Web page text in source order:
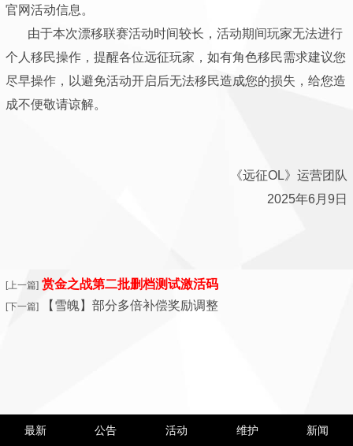
官网活动信息。
由于本次漂移联赛活动时间较长，活动期间玩家无法进行
个人移民操作，提醒各位远征玩家，如有角色移民需求建议您
尽早操作，以避免活动开启后无法移民造成您的损失，给您造
成不便敬请谅解。
《远征OL》运营团队
2025年6月9日
[上一篇] 赏金之战第二批删档测试激活码
[下一篇] 【雪魄】部分多倍补偿奖励调整
最新 公告 活动 维护 新闻